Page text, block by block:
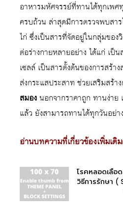
อาหารมหัศจรรย์ที่ทานได้ทุกเพศ
ครบถ้วน ล่าสุดมีการตรวจพบสา
ไก่ ซึ่งเป็นสารที่จัดอยู่ในกลุ่มขอ
ต่อร่างกายหลายอย่าง ได้แก่ เป็
เซลล์ เป็นสารตั้งต้นของการสร้า
ส่งกระแสประสาท ช่วยเสริมสร้า
สมองนอกจากราคาถูก ทานง่าย
แล้ว ยังสามารถทานได้ทุกวันอย่า
อ่านบทความที่เกี่ยวข้องเพิ่มเติ
โรคหลอดเลือ
วิธีการรักษา (